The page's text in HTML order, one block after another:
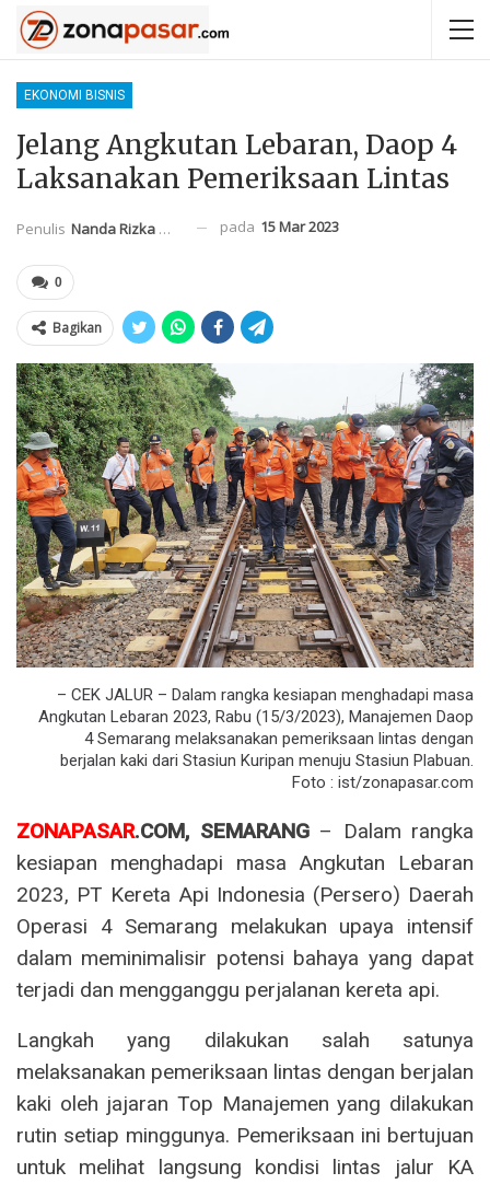
EKONOMI BISNIS
Jelang Angkutan Lebaran, Daop 4
Laksanakan Pemeriksaan Lintas
Penulis Nanda Rizka Mahendra pada 15 Mar 2023
0
Bagikan
– CEK JALUR – Dalam rangka kesiapan menghadapi masa
Angkutan Lebaran 2023, Rabu (15/3/2023), Manajemen Daop
4 Semarang melaksanakan pemeriksaan lintas dengan
berjalan kaki dari Stasiun Kuripan menuju Stasiun Plabuan.
Foto : ist/zonapasar.com
ZONAPASAR.COM, SEMARANG– Dalam rangka
kesiapan menghadapi masa Angkutan Lebaran
2023, PT Kereta Api Indonesia (Persero) Daerah
Operasi 4 Semarang melakukan upaya intensif
dalam meminimalisir potensi bahaya yang dapat
terjadi dan mengganggu perjalanan kereta api.
Langkah yang dilakukan salah satunya
melaksanakan pemeriksaan lintas dengan berjalan
kaki oleh jajaran Top Manajemen yang dilakukan
rutin setiap minggunya. Pemeriksaan ini bertujuan
untuk melihat langsung kondisi lintas jalur KA